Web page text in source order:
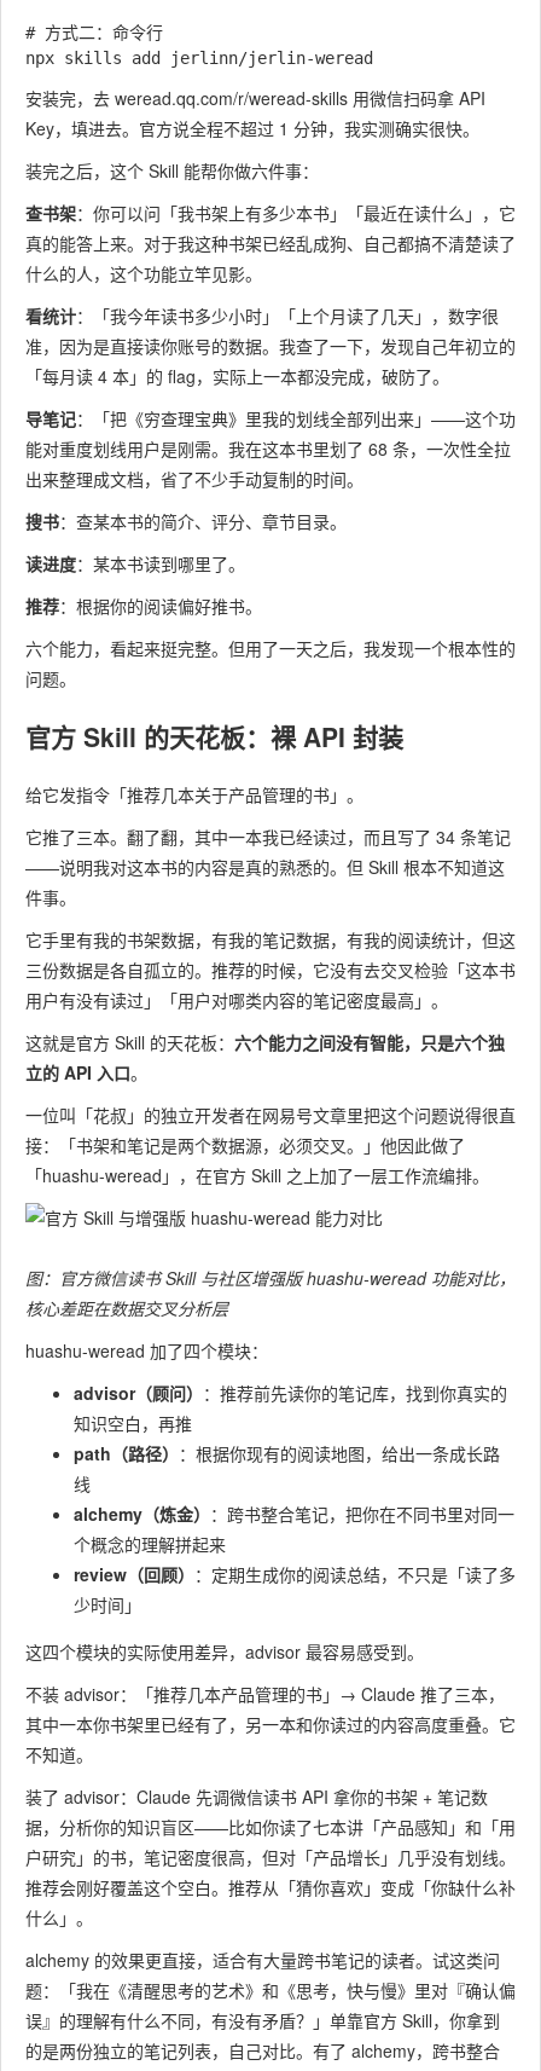
# 方式二：命令行
安装完，去 weread.qq.com/r/weread-skills 用微信扫码拿 API
Key，填进去。官方说全程不超过 1 分钟，我实测确实很快。
装完之后，这个 Skill 能帮你做六件事：
查书架：你可以问「我书架上有多少本书」「最近在读什么」，它
真的能答上来。对于我这种书架已经乱成狗、自己都搞不清楚读了
什么的人，这个功能立竿见影。
看统计：「我今年读书多少小时」「上个月读了几天」，数字很
准，因为是直接读你账号的数据。我查了一下，发现自己年初立的
「每月读 4 本」的 flag，实际上一本都没完成，破防了。
导笔记：「把《穷查理宝典》里我的划线全部列出来」——这个功
能对重度划线用户是刚需。我在这本书里划了 68 条，一次性全拉
出来整理成文档，省了不少手动复制的时间。
搜书：查某本书的简介、评分、章节目录。
读进度：某本书读到哪里了。
推荐：根据你的阅读偏好推书。
六个能力，看起来挺完整。但用了一天之后，我发现一个根本性的
问题。
官方 Skill 的天花板：裸 API 封装
给它发指令「推荐几本关于产品管理的书」。
它推了三本。翻了翻，其中一本我已经读过，而且写了 34 条笔记
——说明我对这本书的内容是真的熟悉的。但 Skill 根本不知道这
件事。
它手里有我的书架数据，有我的笔记数据，有我的阅读统计，但这
三份数据是各自孤立的。推荐的时候，它没有去交叉检验「这本书
用户有没有读过」「用户对哪类内容的笔记密度最高」。
这就是官方 Skill 的天花板： 六个能力之间没有智能，只是六个独
立的 API 入口。
一位叫「花叔」的独立开发者在网易号文章里把这个问题说得很直
接：「书架和笔记是两个数据源，必须交叉。」他因此做了
「huashu-weread」，在官方 Skill 之上加了一层工作流编排。
图：官方微信读书 Skill 与社区增强版 huashu-weread 功能对比，
核心差距在数据交叉分析层
huashu-weread 加了四个模块：
advisor（顾问） ：推荐前先读你的笔记库，找到你真实的
知识空白，再推
path（路径） ：根据你现有的阅读地图，给出一条成长路
线
alchemy（炼金） ：跨书整合笔记，把你在不同书里对同一
个概念的理解拼起来
review（回顾） ：定期生成你的阅读总结，不只是「读了多
少时间」
这四个模块的实际使用差异，advisor 最容易感受到。
不装 advisor：「推荐几本产品管理的书」→ Claude 推了三本，
其中一本你书架里已经有了，另一本和你读过的内容高度重叠。它
不知道。
装了 advisor：Claude 先调微信读书 API 拿你的书架 + 笔记数
据，分析你的知识盲区——比如你读了七本讲「产品感知」和「用
户研究」的书，笔记密度很高，但对「产品增长」几乎没有划线。
推荐会刚好覆盖这个空白。推荐从「猜你喜欢」变成「你缺什么补
什么」。
alchemy 的效果更直接，适合有大量跨书笔记的读者。试这类问
题：「我在《清醒思考的艺术》和《思考，快与慢》里对『确认偏
误』的理解有什么不同，有没有矛盾？」单靠官方 Skill，你拿到
的是两份独立的笔记列表，自己对比。有了 alchemy，跨书整合